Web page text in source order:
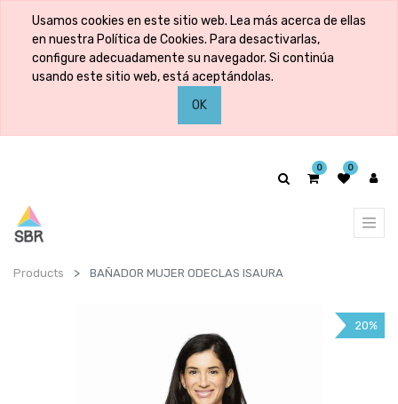
Usamos cookies en este sitio web. Lea más acerca de ellas
en nuestra Política de Cookies. Para desactivarlas,
configure adecuadamente su navegador. Si continúa
usando este sitio web, está aceptándolas.
OK
0 0
Products BAÑADOR MUJER ODECLAS ISAURA
20%